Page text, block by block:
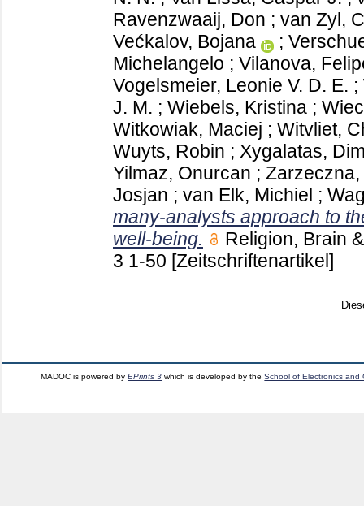
Ravenzwaaij, Don ; van Zyl,
Većkalov, Bojana
;
Michelangelo ; Vilanova,
Vogelsmeier, Leonie V. D. E. ;
J. M. ; Wiebels, Kristina ;
Witkowiak, Maciej ; Witvliet,
Wuyts, Robin ; Xygalatas,
Yilmaz, Onurcan ;
Josjan ; van Elk, Michiel ;
many-analysts approach to
well-being.
Religion, Brain
3 1-50 [Zeitschriftenartikel]
MADOC is powered byEPrints 3 which is developed by theSchool of Electronics and